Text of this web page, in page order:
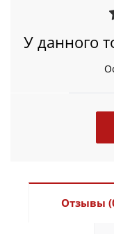
У данного
Отзывы